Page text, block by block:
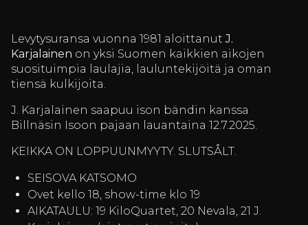
Levytysuransa vuonna 1981 aloittanutJ.
Karjalainen on yksi Suomen kaikkien aikojen
suosituimpia laulajia, lauluntekijöitä ja oman
tiensä kulkijoita.
J. Karjalainen saapuu ison bändin kanssa
Billnäsin Isoon pajaan lauantaina 12.7.2025.
KEIKKA ON LOPPUUNMYYTY. SLUTSÅLT.
SEISOVA KATSOMO
Ovet kello 18, show-time klo 19
AIKATAULU: 19 KiloQuartet, 20 Nevala, 21 J.